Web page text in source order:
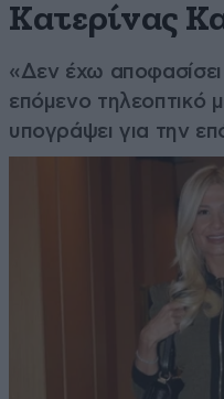
Κατερίνας
«Δεν έχω αποφασίσει
επόμενο τηλεοπτικό
υπογράψει για την